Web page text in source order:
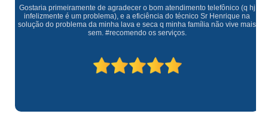
Gostaria primeiramente de agradecer o bom atendimento telefônico (q hj
infelizmente é um problema), e a eficiência do técnico Sr Henrique na
solução do problema da minha lava e seca q minha família não vive mais
sem. #recomendo os serviços.